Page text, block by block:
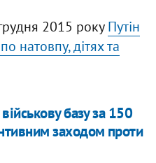
2015 рокуПутін
натовпу, дітях та
базу за 150
заходом проти